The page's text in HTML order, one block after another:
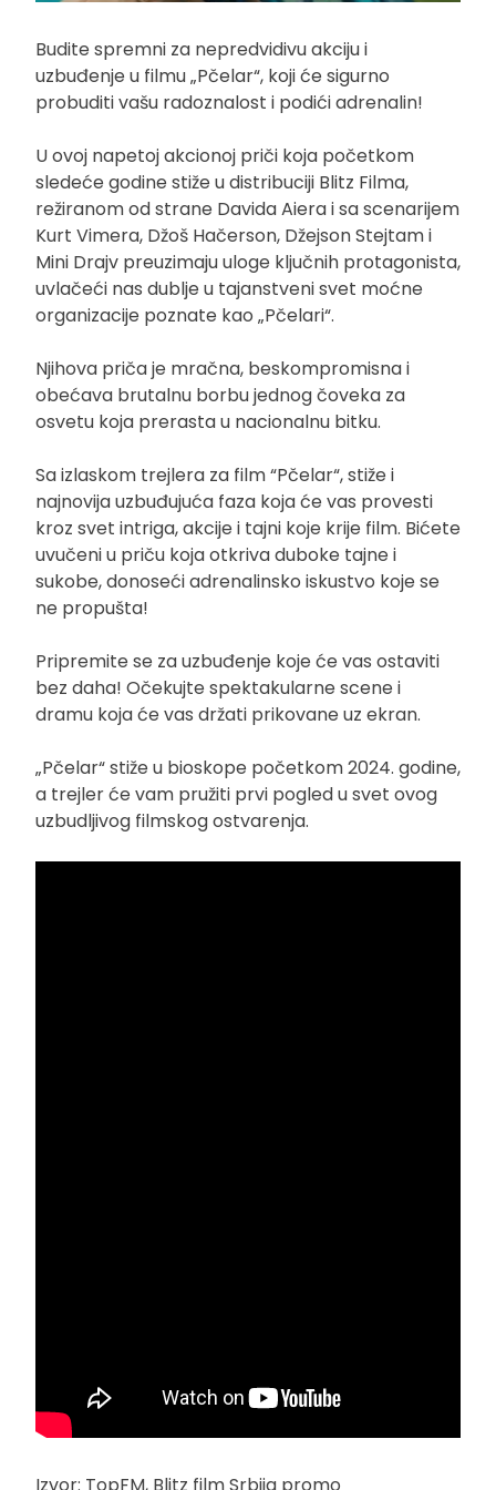
Budite spremni za nepredvidivu akciju i
uzbuđenje u filmu „Pčelar“, koji će sigurno
probuditi vašu radoznalost i podići adrenalin!
U ovoj napetoj akcionoj priči koja početkom
sledeće godine stiže u distribuciji Blitz Filma,
režiranom od strane Davida Aiera i sa scenarijem
Kurt Vimera, Džoš Hačerson, Džejson Stejtam i
Mini Drajv preuzimaju uloge ključnih protagonista,
uvlačeći nas dublje u tajanstveni svet moćne
organizacije poznate kao „Pčelari“.
Njihova priča je mračna, beskompromisna i
obećava brutalnu borbu jednog čoveka za
osvetu koja prerasta u nacionalnu bitku.
Sa izlaskom trejlera za film “Pčelar“, stiže i
najnovija uzbuđujuća faza koja će vas provesti
kroz svet intriga, akcije i tajni koje krije film. Bićete
uvučeni u priču koja otkriva duboke tajne i
sukobe, donoseći adrenalinsko iskustvo koje se
ne propušta!
Pripremite se za uzbuđenje koje će vas ostaviti
bez daha! Očekujte spektakularne scene i
dramu koja će vas držati prikovane uz ekran.
„Pčelar“ stiže u bioskope početkom 2024. godine,
a trejler će vam pružiti prvi pogled u svet ovog
uzbudljivog filmskog ostvarenja.
Izvor: TopFM, Blitz film Srbija promo